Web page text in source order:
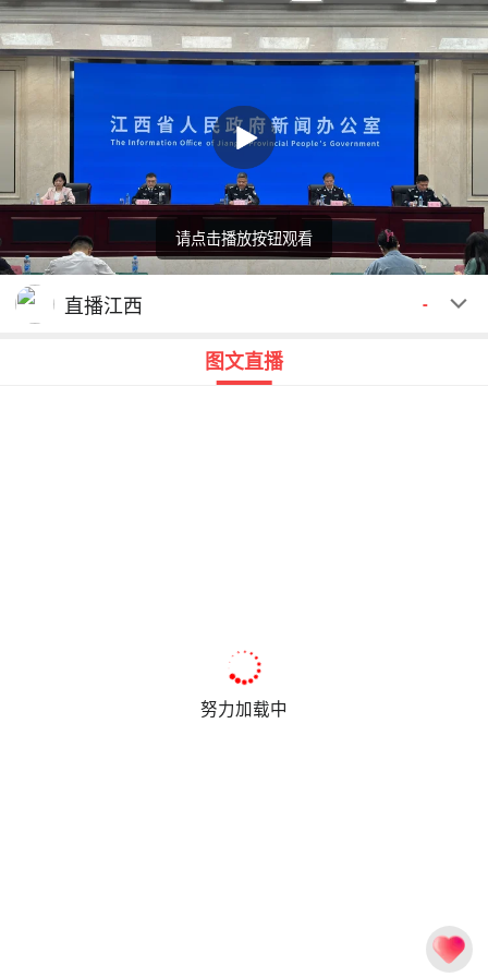
请点击播放按钮观看
回顾 00:00
直播江西 -
图文直播
努力加载中